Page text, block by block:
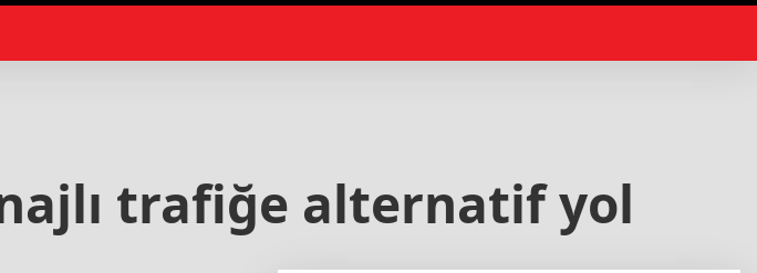
ı Kerimlerine el konulması talimatı
trafiğe alternatif yol